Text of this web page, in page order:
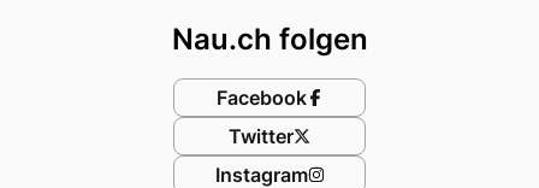
Nau.ch folgen
Facebook
Twitter
Instagram